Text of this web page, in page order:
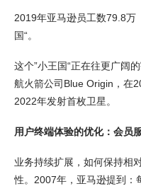
2019年亚马逊员工数79.8万
国“。
这个”小王国“正在往更广阔
航火箭公司Blue Origin，在
2022年发射首枚卫星。
用户终端体验的优化：会员
业务持续扩展，如何保持相
性。2007年，亚马逊提到：